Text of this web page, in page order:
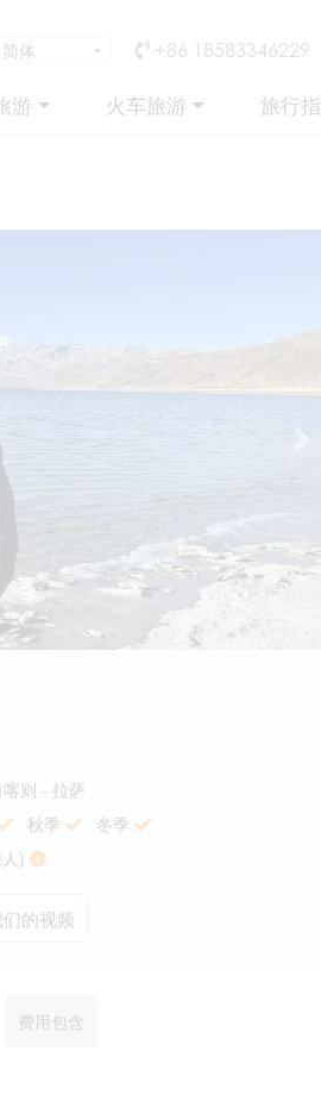
+86 18583346229
游 火车旅游 旅行
则 - 拉萨
秋季
冬季
)
的视频
费用包含